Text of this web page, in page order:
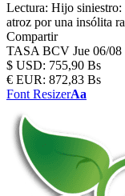
Lectura: Hijo siniestro:
atroz por una insólita
Compartir
TASA BCV Jue 06/08
$ USD: 755,90 Bs
€ EUR: 872,83 Bs
Font ResizerAa